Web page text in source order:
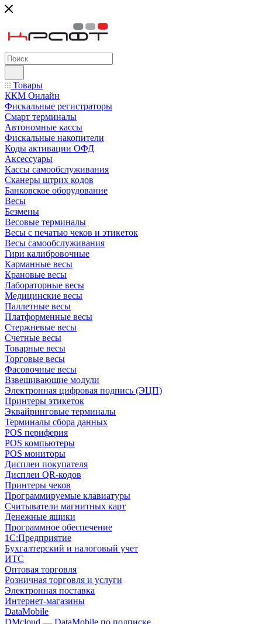
Товары
ККМ Онлайн
Фискальные регистраторы
Смарт терминалы
Автономные кассы
Фискальные накопители
Коды активации ОФД
Аксессуары
Кассы самообслуживания
Сканеры штрих кодов
Банковское оборудование
Весы
Безмены
Весовые терминалы
Весы с печатью чеков и этикеток
Весы самообслуживания
Гири калибровочные
Карманные весы
Крановые весы
Лабораторные весы
Медицинские весы
Паллетные весы
Платформенные весы
Стержневые весы
Счетные весы
Товарные весы
Торговые весы
Фасовочные весы
Взвешивающие модули
Электронная цифровая подпись (ЭЦП)
Принтеры этикеток
Эквайринговые терминалы
Терминалы сбора данных
POS периферия
POS компьютеры
POS мониторы
Дисплеи покупателя
Дисплеи QR-кодов
Принтеры чеков
Программируемые клавиатуры
Считыватели магнитных карт
Денежные ящики
Программное обеспечение
1С:Предприятие
Бухгалтерский и налоговый учет
ИТС
Оптовая торговля
Розничная торговля и услуги
Электронная поставка
Интернет-магазины
DataMobile
DMcloud — DataMobile по подписке